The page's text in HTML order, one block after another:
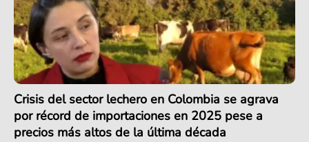
Crisis del sector lechero en Colombia se agrava
por récord de importaciones en 2025 pese a
precios más altos de la última década